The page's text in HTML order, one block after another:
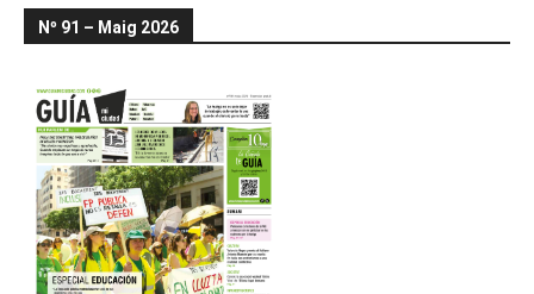
Nº 91 – Maig 2026